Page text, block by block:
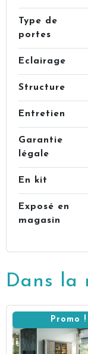
Type de
portes
Eclairage
Structure
Entretien
Garantie
légale
En kit
Exposé en
magasin
Dans la
Promo !